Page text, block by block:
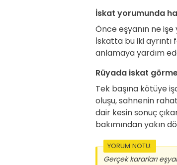
İskat yorumunda
Önce eşyanın ne işe
İskatta bu iki ayrıntı
anlamaya yardım
Rüyada iskat
Tek başına kötüye
oluşu, sahnenin
dair kesin sonuç
bakımından yakın
YORUM NOTU:
Gerçek kararları